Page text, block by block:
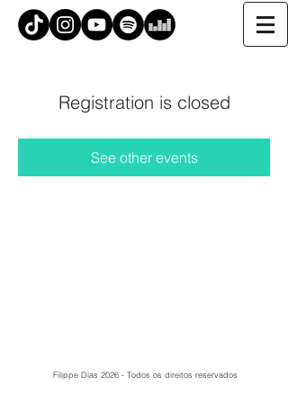
Registration is closed
See other events
Filippe Dias 2026 - Todos os direitos reservados